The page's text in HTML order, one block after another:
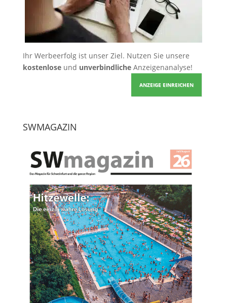
Ihr Werbeerfolg ist unser Ziel. Nutzen Sie unsere
kostenloseund unverbindlicheAnzeigenanalyse!
ANZEIGE EINREICHEN
SWMAGAZIN